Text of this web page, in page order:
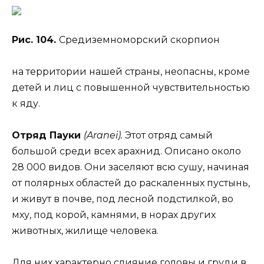
Рис. 104. Средиземноморский скорпион
на территории нашей страны, неопасны, кроме
детей и лиц с повышенной чувствительностью
к яду.
Отряд Пауки (Aranei). Этот отряд самый
большой среди всех арахнид. Описано около
28 000 видов. Они заселяют всю сушу, начиная
от полярных областей до раскаленных пустынь,
и живут в почве, под лесной подстилкой, во
мху, под корой, камнями, в норах других
животных, жилище человека.